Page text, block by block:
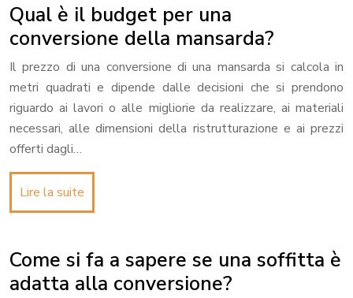
Qual è il budget per una
conversione della mansarda?
Il prezzo di una conversione di una mansarda si calcola in
metri quadrati e dipende dalle decisioni che si prendono
riguardo ai lavori o alle migliorie da realizzare, ai materiali
necessari, alle dimensioni della ristrutturazione e ai prezzi
offerti dagli…
Lire la suite
Come si fa a sapere se una soffitta è
adatta alla conversione?